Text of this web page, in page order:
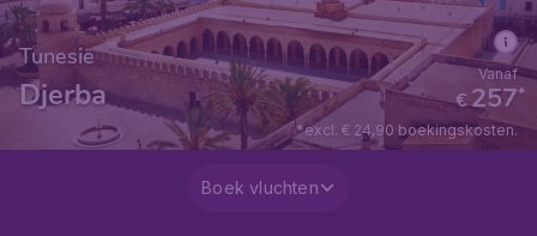
Tunesië
Djerba €257*
Vanaf
*excl. € 24,90 boekingskosten.
Boek vluchten